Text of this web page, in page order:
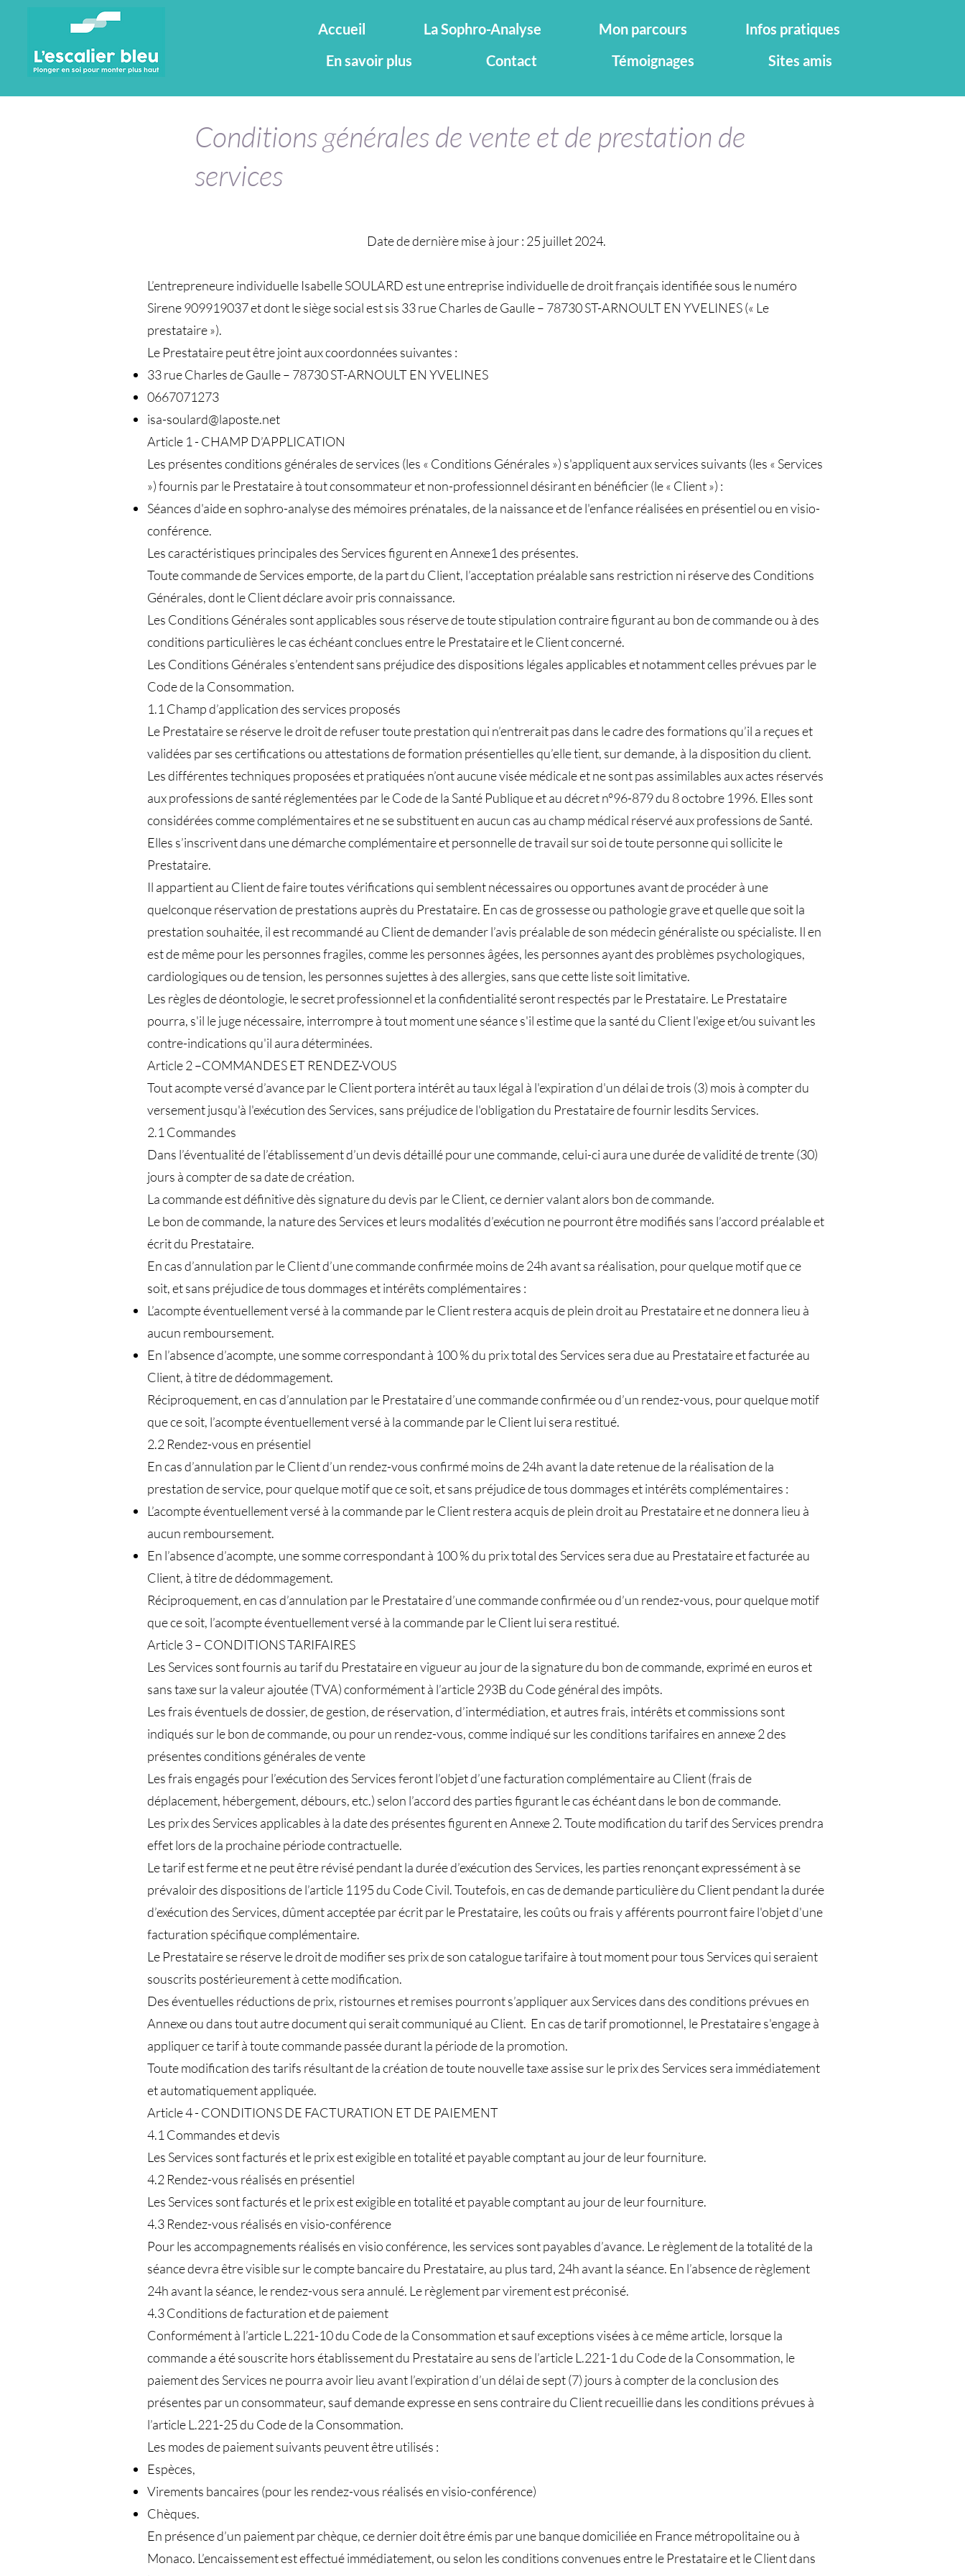
Accueil La Sophro-Analyse Mon parcours
Infos pratiques
En savoir plus
Contact Témoignages Sites amis
Conditions générales de vente et de prestation de
services
Date de dernière mise à jour : 25 juillet 2024.
L’entrepreneure individuelle Isabelle SOULARD est une entreprise individuelle de droit français identifiée sous le numéro
Sirene 909919037 et dont le siège social est sis 33 rue Charles de Gaulle – 78730 ST-ARNOULT EN YVELINES (« Le
prestataire »).
Le Prestataire peut être joint aux coordonnées suivantes :
33 rue Charles de Gaulle – 78730 ST-ARNOULT EN YVELINES
0667071273
isa-soulard@laposte.net
Article 1 - CHAMP D’APPLICATION
Les présentes conditions générales de services (les « Conditions Générales ») s'appliquent aux services suivants (les « Services
») fournis par le Prestataire à tout consommateur et non-professionnel désirant en bénéficier (le « Client ») :
Séances d'aide en sophro-analyse des mémoires prénatales, de la naissance et de l'enfance réalisées en présentiel ou en visio-
conférence.
Les caractéristiques principales des Services figurent en Annexe1 des présentes.
Toute commande de Services emporte, de la part du Client, l’acceptation préalable sans restriction ni réserve des Conditions
Générales, dont le Client déclare avoir pris connaissance.
Les Conditions Générales sont applicables sous réserve de toute stipulation contraire figurant au bon de commande ou à des
conditions particulières le cas échéant conclues entre le Prestataire et le Client concerné.
Les Conditions Générales s’entendent sans préjudice des dispositions légales applicables et notamment celles prévues par le
Code de la Consommation.
1.1 Champ d’application des services proposés
Le Prestataire se réserve le droit de refuser toute prestation qui n’entrerait pas dans le cadre des formations qu’il a reçues et
validées par ses certifications ou attestations de formation présentielles qu’elle tient, sur demande, à la disposition du client.
Les différentes techniques proposées et pratiquées n’ont aucune visée médicale et ne sont pas assimilables aux actes réservés
aux professions de santé réglementées par le Code de la Santé Publique et au décret n°96-879 du 8 octobre 1996. Elles sont
considérées comme complémentaires et ne se substituent en aucun cas au champ médical réservé aux professions de Santé.
Elles s’inscrivent dans une démarche complémentaire et personnelle de travail sur soi de toute personne qui sollicite le
Prestataire.
Il appartient au Client de faire toutes vérifications qui semblent nécessaires ou opportunes avant de procéder à une
quelconque réservation de prestations auprès du Prestataire. En cas de grossesse ou pathologie grave et quelle que soit la
prestation souhaitée, il est recommandé au Client de demander l’avis préalable de son médecin généraliste ou spécialiste. Il en
est de même pour les personnes fragiles, comme les personnes âgées, les personnes ayant des problèmes psychologiques,
cardiologiques ou de tension, les personnes sujettes à des allergies, sans que cette liste soit limitative.
Les règles de déontologie, le secret professionnel et la confidentialité seront respectés par le Prestataire. Le Prestataire
pourra, s'il le juge nécessaire, interrompre à tout moment une séance s'il estime que la santé du Client l'exige et/ou suivant les
contre-indications qu'il aura déterminées.
Article 2 –COMMANDES ET RENDEZ-VOUS
Tout acompte versé d’avance par le Client portera intérêt au taux légal à l'expiration d'un délai de trois (3) mois à compter du
versement jusqu'à l'exécution des Services, sans préjudice de l'obligation du Prestataire de fournir lesdits Services.
2.1 Commandes
Dans l’éventualité de l’établissement d’un devis détaillé pour une commande, celui-ci aura une durée de validité de trente (30)
jours à compter de sa date de création.
La commande est définitive dès signature du devis par le Client, ce dernier valant alors bon de commande.
Le bon de commande, la nature des Services et leurs modalités d’exécution ne pourront être modifiés sans l’accord préalable et
écrit du Prestataire.
En cas d’annulation par le Client d’une commande confirmée moins de 24h avant sa réalisation, pour quelque motif que ce
soit, et sans préjudice de tous dommages et intérêts complémentaires :
L’acompte éventuellement versé à la commande par le Client restera acquis de plein droit au Prestataire et ne donnera lieu à
aucun remboursement.
En l’absence d’acompte, une somme correspondant à 100 % du prix total des Services sera due au Prestataire et facturée au
Client, à titre de dédommagement.
Réciproquement, en cas d’annulation par le Prestataire d’une commande confirmée ou d’un rendez-vous, pour quelque motif
que ce soit, l’acompte éventuellement versé à la commande par le Client lui sera restitué.
2.2 Rendez-vous en présentiel
En cas d’annulation par le Client d’un rendez-vous confirmé moins de 24h avant la date retenue de la réalisation de la
prestation de service, pour quelque motif que ce soit, et sans préjudice de tous dommages et intérêts complémentaires :
L’acompte éventuellement versé à la commande par le Client restera acquis de plein droit au Prestataire et ne donnera lieu à
aucun remboursement.
En l’absence d’acompte, une somme correspondant à 100 % du prix total des Services sera due au Prestataire et facturée au
Client, à titre de dédommagement.
Réciproquement, en cas d’annulation par le Prestataire d’une commande confirmée ou d’un rendez-vous, pour quelque motif
que ce soit, l’acompte éventuellement versé à la commande par le Client lui sera restitué.
Article 3 – CONDITIONS TARIFAIRES
Les Services sont fournis au tarif du Prestataire en vigueur au jour de la signature du bon de commande, exprimé en euros et
sans taxe sur la valeur ajoutée (TVA) conformément à l’article 293B du Code général des impôts.
Les frais éventuels de dossier, de gestion, de réservation, d’intermédiation, et autres frais, intérêts et commissions sont
indiqués sur le bon de commande, ou pour un rendez-vous, comme indiqué sur les conditions tarifaires en annexe 2 des
présentes conditions générales de vente
Les frais engagés pour l’exécution des Services feront l’objet d’une facturation complémentaire au Client (frais de
déplacement, hébergement, débours, etc.) selon l’accord des parties figurant le cas échéant dans le bon de commande.
Les prix des Services applicables à la date des présentes figurent en Annexe 2. Toute modification du tarif des Services prendra
effet lors de la prochaine période contractuelle.
Le tarif est ferme et ne peut être révisé pendant la durée d’exécution des Services, les parties renonçant expressément à se
prévaloir des dispositions de l’article 1195 du Code Civil. Toutefois, en cas de demande particulière du Client pendant la durée
d’exécution des Services, dûment acceptée par écrit par le Prestataire, les coûts ou frais y afférents pourront faire l'objet d'une
facturation spécifique complémentaire.
Le Prestataire se réserve le droit de modifier ses prix de son catalogue tarifaire à tout moment pour tous Services qui seraient
souscrits postérieurement à cette modification.
Des éventuelles réductions de prix, ristournes et remises pourront s’appliquer aux Services dans des conditions prévues en
Annexe ou dans tout autre document qui serait communiqué au Client. En cas de tarif promotionnel, le Prestataire s'engage à
appliquer ce tarif à toute commande passée durant la période de la promotion.
Toute modification des tarifs résultant de la création de toute nouvelle taxe assise sur le prix des Services sera immédiatement
et automatiquement appliquée.
Article 4 - CONDITIONS DE FACTURATION ET DE PAIEMENT
4.1 Commandes et devis
Les Services sont facturés et le prix est exigible en totalité et payable comptant au jour de leur fourniture.
4.2 Rendez-vous réalisés en présentiel
Les Services sont facturés et le prix est exigible en totalité et payable comptant au jour de leur fourniture.
4.3 Rendez-vous réalisés en visio-conférence
Pour les accompagnements réalisés en visio conférence, les services sont payables d’avance. Le règlement de la totalité de la
séance devra être visible sur le compte bancaire du Prestataire, au plus tard, 24h avant la séance. En l’absence de règlement
24h avant la séance, le rendez-vous sera annulé. Le règlement par virement est préconisé.
4.3 Conditions de facturation et de paiement
Conformément à l’article L.221-10 du Code de la Consommation et sauf exceptions visées à ce même article, lorsque la
commande a été souscrite hors établissement du Prestataire au sens de l’article L.221-1 du Code de la Consommation, le
paiement des Services ne pourra avoir lieu avant l’expiration d’un délai de sept (7) jours à compter de la conclusion des
présentes par un consommateur, sauf demande expresse en sens contraire du Client recueillie dans les conditions prévues à
l’article L.221-25 du Code de la Consommation.
Les modes de paiement suivants peuvent être utilisés :
Espèces,
Virements bancaires (pour les rendez-vous réalisés en visio-conférence)
Chèques.
En présence d’un paiement par chèque, ce dernier doit être émis par une banque domiciliée en France métropolitaine ou à
Monaco. L’encaissement est effectué immédiatement, ou selon les conditions convenues entre le Prestataire et le Client dans